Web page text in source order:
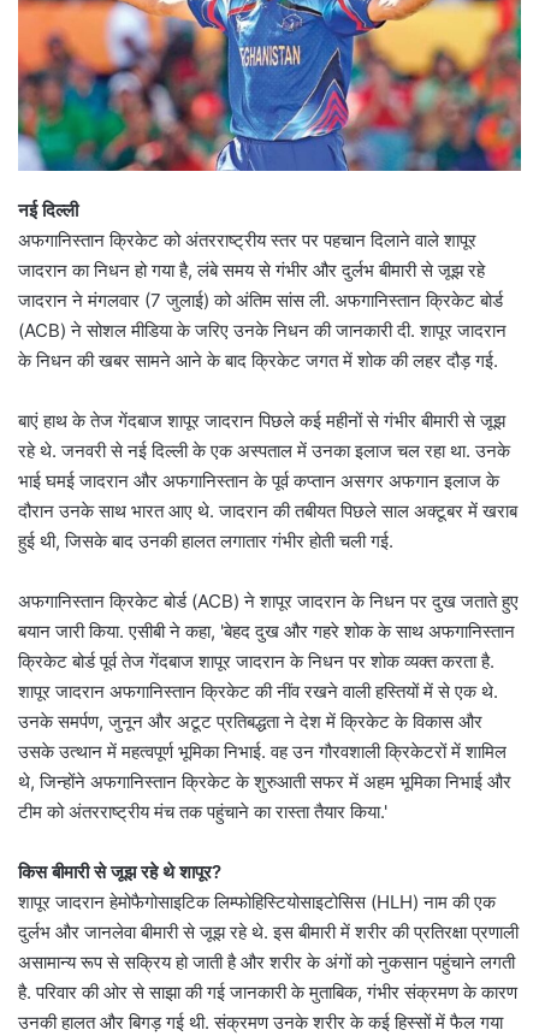
नई दिल्ली
अफगानिस्तान क्रिकेट को अंतरराष्ट्रीय स्तर पर पहचान दिलाने वाले शापूर
जादरान का निधन हो गया है, लंबे समय से गंभीर और दुर्लभ बीमारी से जूझ रहे
जादरान ने मंगलवार (7 जुलाई) को अंतिम सांस ली. अफगानिस्तान क्रिकेट बोर्ड
(ACB) ने सोशल मीडिया के जरिए उनके निधन की जानकारी दी. शापूर जादरान
के निधन की खबर सामने आने के बाद क्रिकेट जगत में शोक की लहर दौड़ गई.
बाएं हाथ के तेज गेंदबाज शापूर जादरान पिछले कई महीनों से गंभीर बीमारी से जूझ
रहे थे. जनवरी से नई दिल्ली के एक अस्पताल में उनका इलाज चल रहा था. उनके
भाई घमई जादरान और अफगानिस्तान के पूर्व कप्तान असगर अफगान इलाज के
दौरान उनके साथ भारत आए थे. जादरान की तबीयत पिछले साल अक्टूबर में खराब
हुई थी, जिसके बाद उनकी हालत लगातार गंभीर होती चली गई.
अफगानिस्तान क्रिकेट बोर्ड (ACB) ने शापूर जादरान के निधन पर दुख जताते हुए
बयान जारी किया. एसीबी ने कहा, 'बेहद दुख और गहरे शोक के साथ अफगानिस्तान
क्रिकेट बोर्ड पूर्व तेज गेंदबाज शापूर जादरान के निधन पर शोक व्यक्त करता है.
शापूर जादरान अफगानिस्तान क्रिकेट की नींव रखने वाली हस्तियों में से एक थे.
उनके समर्पण, जुनून और अटूट प्रतिबद्धता ने देश में क्रिकेट के विकास और
उसके उत्थान में महत्वपूर्ण भूमिका निभाई. वह उन गौरवशाली क्रिकेटरों में शामिल
थे, जिन्होंने अफगानिस्तान क्रिकेट के शुरुआती सफर में अहम भूमिका निभाई और
टीम को अंतरराष्ट्रीय मंच तक पहुंचाने का रास्ता तैयार किया.'
किस बीमारी से जूझ रहे थे शापूर?
शापूर जादरान हेमोफैगोसाइटिक लिम्फोहिस्टियोसाइटोसिस (HLH) नाम की एक
दुर्लभ और जानलेवा बीमारी से जूझ रहे थे. इस बीमारी में शरीर की प्रतिरक्षा प्रणाली
असामान्य रूप से सक्रिय हो जाती है और शरीर के अंगों को नुकसान पहुंचाने लगती
है. परिवार की ओर से साझा की गई जानकारी के मुताबिक, गंभीर संक्रमण के कारण
उनकी हालत और बिगड़ गई थी. संक्रमण उनके शरीर के कई हिस्सों में फैल गया